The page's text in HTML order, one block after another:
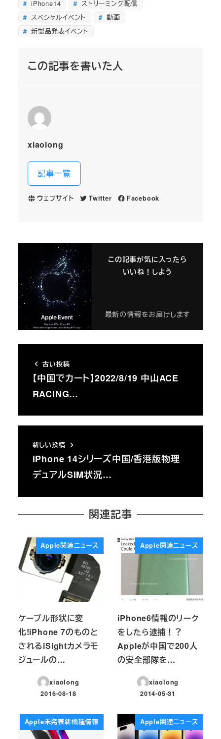
iPhone14
ストリーミング配信
スペシャルイベント
動画
新製品発表イベント
この記事を書いた人
xiaolong
記事一覧
ウェブサイト Twitter Facebook
この記事が気に入ったら
いいね！しよう
最新の情報をお届けします
古い投稿
【中国でカート】2022/8/19 中山ACE
RACING…
新しい投稿
iPhone 14シリーズ中国/香港版物理
デュアルSIM状況…
関連記事
Apple関連ニュース
ケーブル形状に変
化!iPhone 7のものと
されるiSightカメラモ
ジュールの…
xiaolong
投稿日
2016-08-18
Apple関連ニュース
iPhone6情報のリーク
をしたら逮捕！？
Appleが中国で200人
の安全部隊を…
xiaolong
投稿日
2014-05-31
Apple未発表新機種情報 Apple関連ニュース